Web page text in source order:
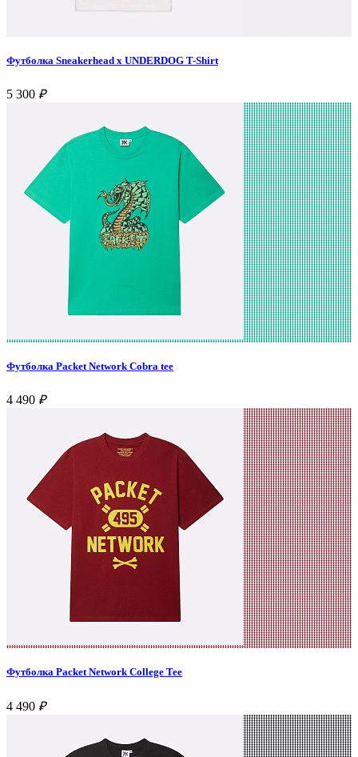
Футболка Sneakerhead x UNDERDOG T-Shirt
5 300 ₽
Футболка Packet Network Cobra tee
4 490 ₽
Футболка Packet Network College Tee
4 490 ₽